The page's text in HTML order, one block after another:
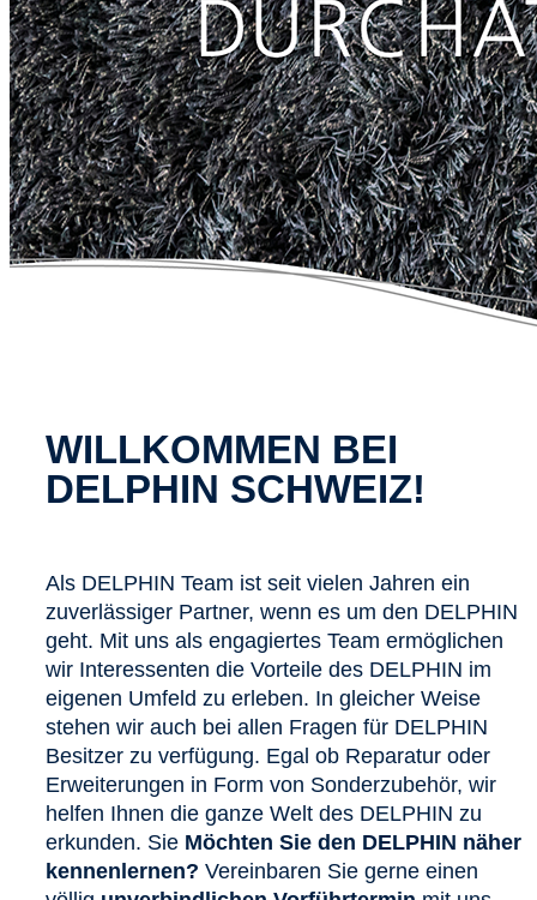
WILLKOMMEN BEI
DELPHIN SCHWEIZ!
Als DELPHIN Team ist seit vielen Jahren ein
zuverlässiger Partner, wenn es um den DELPHIN
geht. Mit uns als engagiertes Team ermöglichen
wir Interessenten die Vorteile des DELPHIN im
eigenen Umfeld zu erleben. In gleicher Weise
stehen wir auch bei allen Fragen für DELPHIN
Besitzer zu verfügung. Egal ob Reparatur oder
Erweiterungen in Form von Sonderzubehör, wir
helfen Ihnen die ganze Welt des DELPHIN zu
erkunden. Sie Möchten Sie den DELPHIN näher
kennenlernen? Vereinbaren Sie gerne einen